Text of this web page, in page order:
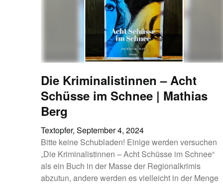
Die Kriminalistinnen – Acht
Schüsse im Schnee | Mathias
Berg
Textopfer, September 4, 2024
Bitte keine Schubladen! Einige werden versuchen
„Die Kriminalistinnen – Acht Schüsse im Schnee“
als ein Buch in der Masse der Regionalkrimis
abzutun, andere werden es vielleicht in der Menge